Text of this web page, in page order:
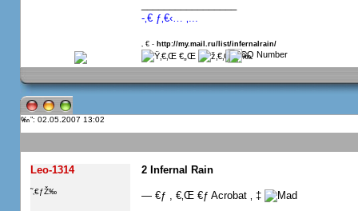
-‚€ ƒ‚€‹… ‚...
‚ € - http://my.mail.ru/list/infernalrain/
”: 02.05.2007 13:02
Leo-1314
˜‚€ƒŽ‰
2 Infernal Rain
— €ƒ , €‚Œ €ƒ Acrobat ‚ ‡